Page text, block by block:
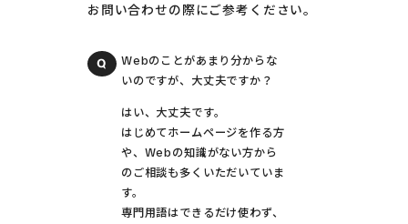
お問い合わせの際にご参考ください。
Webのことがあまり分からな
いのですが、大丈夫ですか？
はい、大丈夫です。
はじめてホームページを作る方
や、Webの知識がない方から
のご相談も多くいただいていま
す。
専門用語はできるだけ使わず、